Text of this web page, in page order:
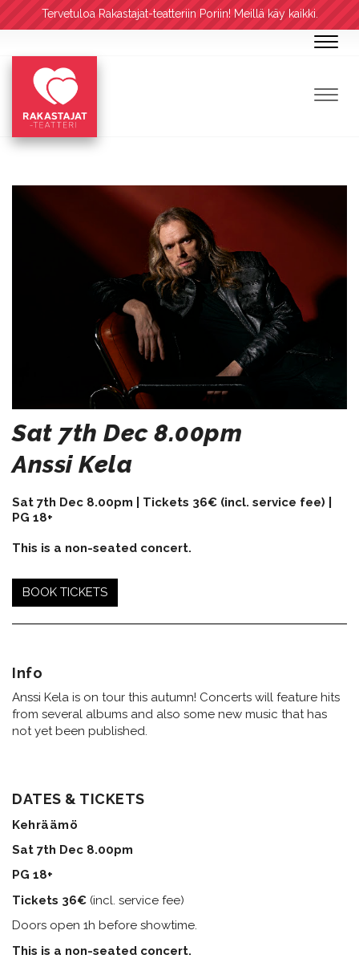
Tervetuloa Rakastajat-teatteriin Poriin! Meillä käy kaikki.
Sat 7th Dec 8.00pm
Anssi Kela
Sat 7th Dec 8.00pm | Tickets 36€ (incl. service fee)
PG 18+
This is a non-seated concert.
BOOK TICKETS
Info
Anssi Kela is on tour this autumn! Concerts will feature hits
from several albums and also some new music that has
not yet been published.
DATES & TICKETS
Kehräämö
Sat 7th Dec 8.00pm
PG 18+
Tickets 36€ (incl. service fee)​​​​​​​
Doors open 1h before showtime.
This is a non-seated concert.